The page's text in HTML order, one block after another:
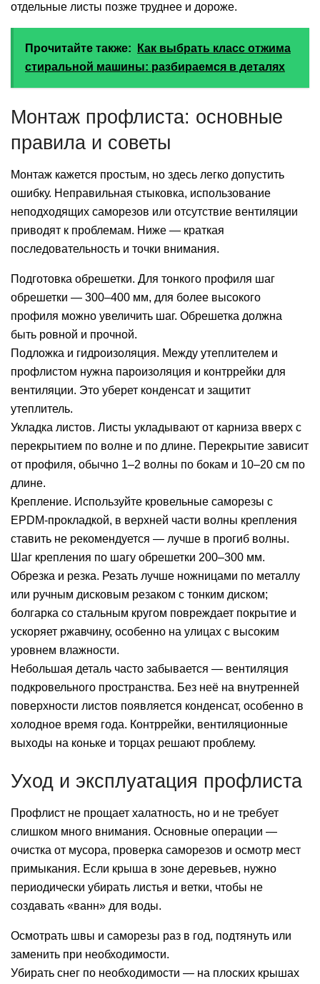
отдельные листы позже труднее и дороже.
Прочитайте также:
Как выбрать класс отжима
стиральной машины: разбираемся в деталях
Монтаж профлиста: основные
правила и советы
Монтаж кажется простым, но здесь легко допустить
ошибку. Неправильная стыковка, использование
неподходящих саморезов или отсутствие вентиляции
приводят к проблемам. Ниже — краткая
последовательность и точки внимания.
Подготовка обрешетки. Для тонкого профиля шаг
обрешетки — 300–400 мм, для более высокого
профиля можно увеличить шаг. Обрешетка должна
быть ровной и прочной.
Подложка и гидроизоляция. Между утеплителем и
профлистом нужна пароизоляция и контррейки для
вентиляции. Это уберет конденсат и защитит
утеплитель.
Укладка листов. Листы укладывают от карниза вверх с
перекрытием по волне и по длине. Перекрытие зависит
от профиля, обычно 1–2 волны по бокам и 10–20 см по
длине.
Крепление. Используйте кровельные саморезы с
EPDM-прокладкой, в верхней части волны крепления
ставить не рекомендуется — лучше в прогиб волны.
Шаг крепления по шагу обрешетки 200–300 мм.
Обрезка и резка. Резать лучше ножницами по металлу
или ручным дисковым резаком с тонким диском;
болгарка со стальным кругом повреждает покрытие и
ускоряет ржавчину, особенно на улицах с высоким
уровнем влажности.
Небольшая деталь часто забывается — вентиляция
подкровельного пространства. Без неё на внутренней
поверхности листов появляется конденсат, особенно в
холодное время года. Контррейки, вентиляционные
выходы на коньке и торцах решают проблему.
Уход и эксплуатация профлиста
Профлист не прощает халатность, но и не требует
слишком много внимания. Основные операции —
очистка от мусора, проверка саморезов и осмотр мест
примыкания. Если крыша в зоне деревьев, нужно
периодически убирать листья и ветки, чтобы не
создавать «ванн» для воды.
Осмотрать швы и саморезы раз в год, подтянуть или
заменить при необходимости.
Убирать снег по необходимости — на плоских крышах